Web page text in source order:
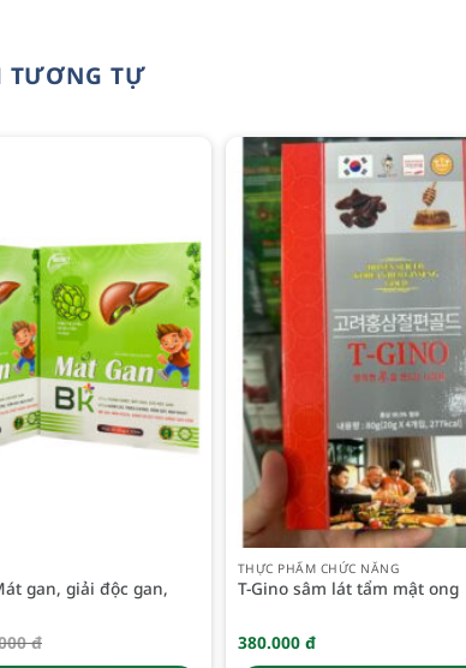
TƯƠNG TỰ
gan, giải độc gan,
đ
THỰC PHẨM CHỨC NĂNG
T-Gino sâm lát tẩm mật ong
380.000 đ